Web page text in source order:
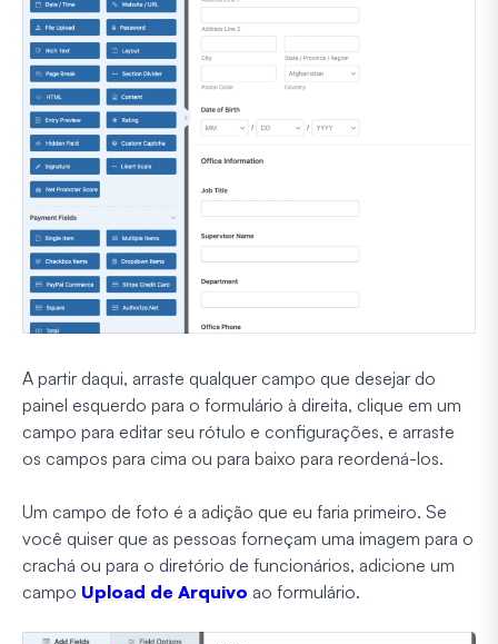
A partir daqui, arraste qualquer campo que desejar do
painel esquerdo para o formulário à direita, clique em um
campo para editar seu rótulo e configurações, e arraste
os campos para cima ou para baixo para reordená-los.
Um campo de foto é a adição que eu faria primeiro. Se
você quiser que as pessoas forneçam uma imagem para o
crachá ou para o diretório de funcionários, adicione um
campo Upload de Arquivo ao formulário.